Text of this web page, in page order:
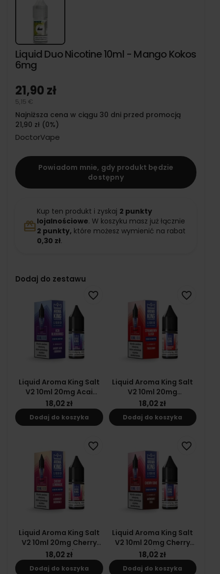
Liquid Duo Nicotine 10ml - Mango Kokos
6mg
21,90 zł
5,15 €
Najniższa cena w ciągu 30 dni przed promocją
21,90 zł (0%)
DoctorVape
Powiadom mnie, gdy produkt będzie
dostępny
redeem
Kup ten produkt i zyskaj 2 punkty
lojalnościowe. W koszyku masz już łącznie
2 punkty, które możesz wymienić na rabat
0,30 zł.
Dodaj do zestawu
Liquid Aroma King Salt
V2 10ml 20mg Acai
Blueberries
18,02 zł
Dodaj do koszyka
favorite_border
Liquid Aroma King Salt
V2 10ml 20mg
Strawberry Slush
18,02 zł
Dodaj do koszyka
favorite_border
Liquid Aroma King Salt
V2 10ml 20mg Cherry
Lemonade
18,02 zł
Dodaj do koszyka
favorite_border
Liquid Aroma King Salt
V2 10ml 20mg Cherry
Coke
18,02 zł
Dodaj do koszyka
favorite_border